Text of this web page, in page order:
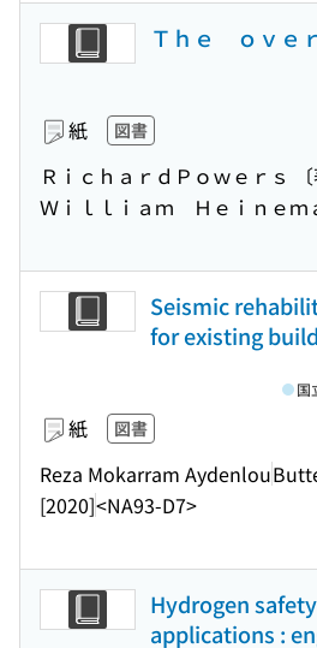
Ｔｈｅ ｏｖｅ
紙 図書
ＲｉｃｈａｒｄＰｏｗｅｒｓ 〔
Ｗｉｌｌｉａｍ Ｈｅｉｎｅｍ
Seismic
for existing
紙 図書
Reza Mokarram Aydenlou
[2020]<NA93-D7>
国
Hydrogen
applications :